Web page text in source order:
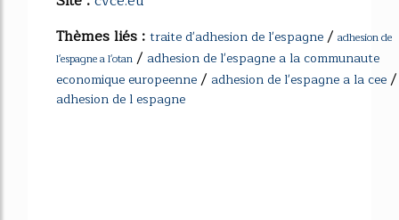
Thèmes liés : traite d'adhesion de l'espagne/ adhesion de
l'espagne a l'otan / adhesion de l'espagne a la communaute
economique europeenne/ adhesion de l'espagne a la cee/
adhesion de l espagne